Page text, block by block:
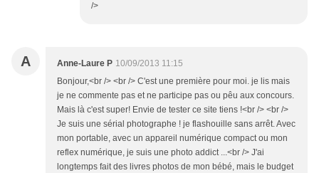
/>
A Anne-Laure P 10/09/2013 11:15
Bonjour,<br /> <br /> C'est une première pour moi. je lis mais
je ne commente pas et ne participe pas ou pêu aux concours.
Mais là c'est super! Envie de tester ce site tiens !<br /> <br />
Je suis une sérial photographe ! je flashouille sans arrêt. Avec
mon portable, avec un appareil numérique compact ou mon
reflex numérique, je suis une photo addict ...<br /> J'ai
longtemps fait des livres photos de mon bébé, mais le budget